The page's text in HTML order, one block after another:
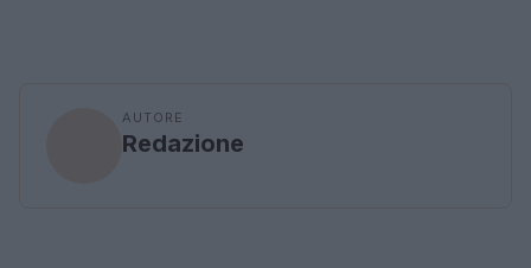
AUTORE
Redazione